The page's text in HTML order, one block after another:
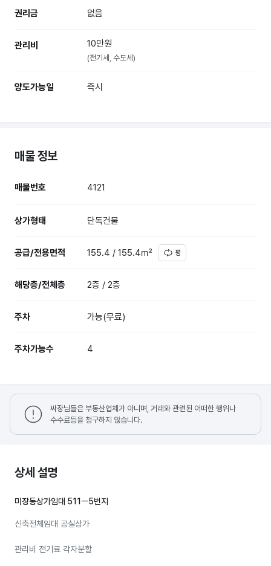
권리금 없음
관리비 10만원
(전기세, 수도세)
양도가능일 즉시
매물 정보
매물번호 4121
상가형태 단독건물
공급/전용면적 155.4 / 155.4㎡ 평
해당층/전체층 2층 / 2층
주차 가능(무료)
주차가능수 4
싸장님들은 부동산업체가 아니며, 거래와 관련된 어떠한 행위나
수수료등을 청구하지 않습니다.
상세 설명
미장동상가임대 511ㅡ5번지
신축전체임대 공실상가
관리비 전기료 각자분할